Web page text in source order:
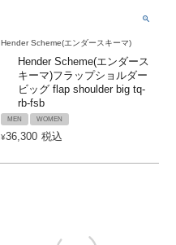
Hender Scheme(エンダースキーマ)
Hender Scheme(エンダース
キーマ)フラップショルダー
ビッグ flap shoulder big tq-
rb-fsb
MEN WOMEN
¥36,300 税込